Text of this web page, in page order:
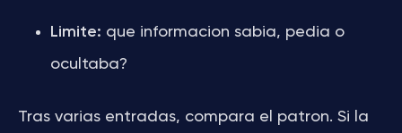
Limite: que informacion sabia, pedia o
ocultaba?
Tras varias entradas, compara el patron. Si la